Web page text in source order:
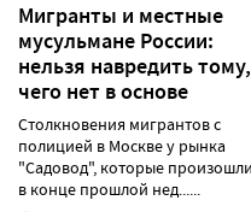
Мигранты и местные
мусульмане России:
нельзя навредить тому,
чего нет в основе
Столкновения мигрантов с
полицией в Москве у рынка
"Садовод", которые произошли
в конце прошлой нед......